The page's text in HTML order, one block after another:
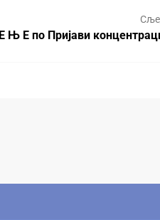
Њ Е по Пријави